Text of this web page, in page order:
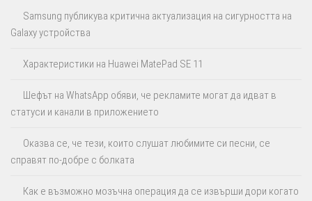
Samsung публикува критична актуализация на сигурността на
Galaxy устройства
Характеристики на Huawei MatePad SE 11
Шефът на WhatsApp обяви, че рекламите могат да идват в
статуси и канали в приложението
Оказва се, че тези, които слушат любимите си песни, се
справят по-добре с болката
Как е възможно мозъчна операция да се извърши дори когато